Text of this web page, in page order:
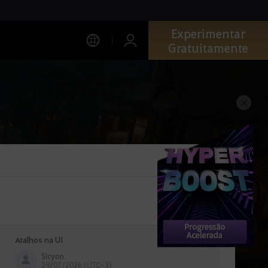
Experimentar
Gratuitamente
Atalhos na UI
Sicyon